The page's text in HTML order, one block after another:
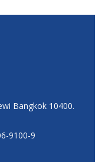
Bangkok 10400.
9100-9